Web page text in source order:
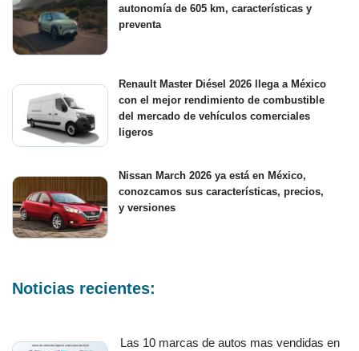
autonomía de 605 km, características y
preventa
Renault Master Diésel 2026 llega a México
con el mejor rendimiento de combustible
del mercado de vehículos comerciales
ligeros
Nissan March 2026 ya está en México,
conozcamos sus características, precios,
y versiones
Noticias recientes:
Las 10 marcas de autos mas vendidas en